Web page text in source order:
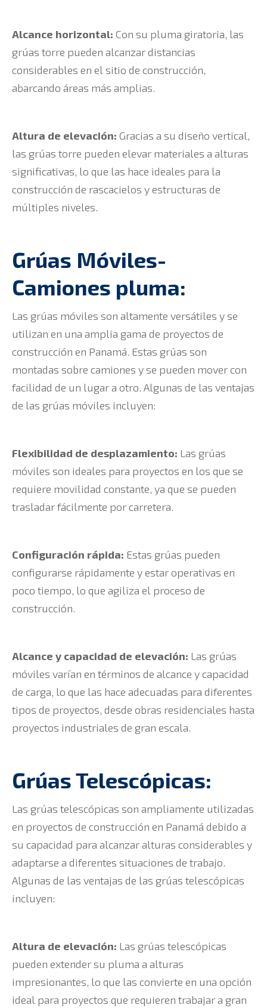
Alcance horizontal: Con su pluma giratoria, las
grúas torre pueden alcanzar distancias
considerables en el sitio de construcción,
abarcando áreas más amplias.
Altura de elevación: Gracias a su diseño vertical,
las grúas torre pueden elevar materiales a alturas
significativas, lo que las hace ideales para la
construcción de rascacielos y estructuras de
múltiples niveles.
Grúas Móviles-
Camiones pluma:
Las grúas móviles son altamente versátiles y se
utilizan en una amplia gama de proyectos de
construcción en Panamá. Estas grúas son
montadas sobre camiones y se pueden mover con
facilidad de un lugar a otro. Algunas de las ventajas
de las grúas móviles incluyen:
Flexibilidad de desplazamiento: Las grúas
móviles son ideales para proyectos en los que se
requiere movilidad constante, ya que se pueden
trasladar fácilmente por carretera.
Configuración rápida: Estas grúas pueden
configurarse rápidamente y estar operativas en
poco tiempo, lo que agiliza el proceso de
construcción.
Alcance y capacidad de elevación: Las grúas
móviles varían en términos de alcance y capacidad
de carga, lo que las hace adecuadas para diferentes
tipos de proyectos, desde obras residenciales hasta
proyectos industriales de gran escala.
Grúas Telescópicas:
Las grúas telescópicas son ampliamente utilizadas
en proyectos de construcción en Panamá debido a
su capacidad para alcanzar alturas considerables y
adaptarse a diferentes situaciones de trabajo.
Algunas de las ventajas de las grúas telescópicas
incluyen:
Altura de elevación: Las grúas telescópicas
pueden extender su pluma a alturas
impresionantes, lo que las convierte en una opción
ideal para proyectos que requieren trabajar a gran